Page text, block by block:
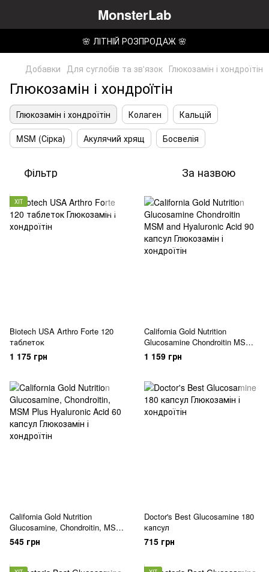
MonsterLab
🌸 ЛІТНІЙ РОЗПРОДАЖ 🌸
Добавки Для суглобів та зв'язок Глюкозамін і хондроїтін
Глюкозамін і хондроїтін
Глюкозамін і хондроїтін Колаген
Кальцій
MSM (Сірка)
Акулячий хрящ Босвелія
Фільтр За назвою
ХІТ
Biotech USA Arthro Forte 120
таблеток
1 175 грн
California Gold Nutrition
Glucosamine Chondroitin MSM
and Hyaluronic Acid 90 капсул
1 159 грн
California Gold Nutrition
Glucosamine, Chondroitin, MSM
Plus Hyaluronic Acid 60 капсул
545 грн
Doctor's Best Glucosamine 180
капсул
715 грн